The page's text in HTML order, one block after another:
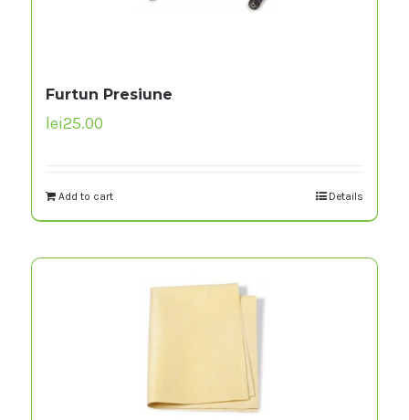
Furtun Presiune
lei25.00
Add to cart Details